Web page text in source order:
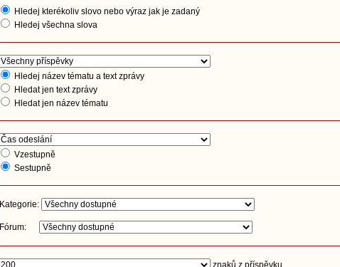
Hledej kterékoliv slovo nebo výraz jak je zadaný
Hledej všechna slova
Hledej název tématu a text zprávy
Hledat jen text zprávy
Hledat jen název tématu
Vzestupně
Sestupně
Kategorie:
Fórum:
znaků z příspěvku